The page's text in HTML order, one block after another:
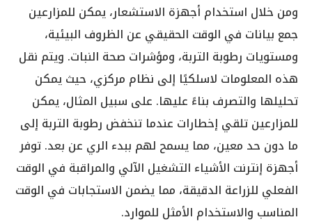
ومن خلال استخدام أجهزة الاستشعار، يمكن للمزارعين
جمع بيانات في الوقت الحقيقي عن الظروف البيئية،
ومستويات رطوبة التربة، ومؤشرات صحة النبات. ويتم نقل
هذه المعلومات لاسلكيًا إلى نظام مركزي، حيث يمكن
تحليلها والتصرف بناءً عليها. على سبيل المثال، يمكن
للمزارعين تلقي إخطارات عندما تنخفض رطوبة التربة إلى
ما دون حد معين، مما يسمح لهم ببدء الري عن بعد. توفر
أجهزة إنترنت الأشياء التشغيل الآلي والمراقبة في الوقت
الفعلي للزراعة الدقيقة، مما يضمن الاستجابات في الوقت
المناسب والاستخدام الأمثل للموارد.